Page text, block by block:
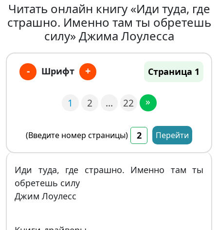
Читать онлайн книгу «Иди туда, где
страшно. Именно там ты обретешь
силу» Джима Лоулесса
- Шрифт + Страница 1
1 2 … 22 »
(Введите номер страницы) Перейти
Иди туда, где страшно. Именно там ты
обретешь силу
Джим Лоулесс